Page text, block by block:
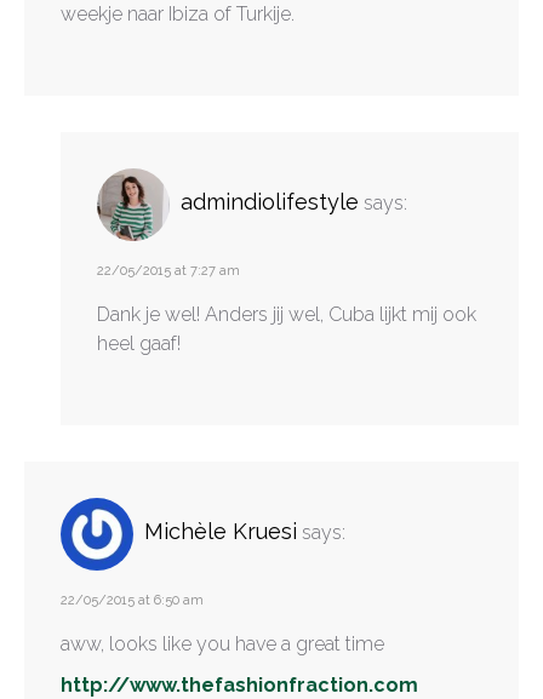
weekje naar Ibiza of Turkije.
admindiolifestyle says:
22/05/2015 at 7:27 am
Dank je wel! Anders jij wel, Cuba lijkt mij ook
heel gaaf!
Michèle Kruesi says:
22/05/2015 at 6:50 am
aww, looks like you have a great time
http://www.thefashionfraction.com